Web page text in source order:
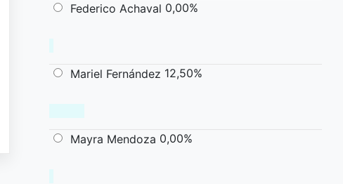
Federico Achaval 0,00%
Mariel Fernández 12,50%
Mayra Mendoza 0,00%